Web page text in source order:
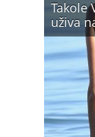
Takole
uživa